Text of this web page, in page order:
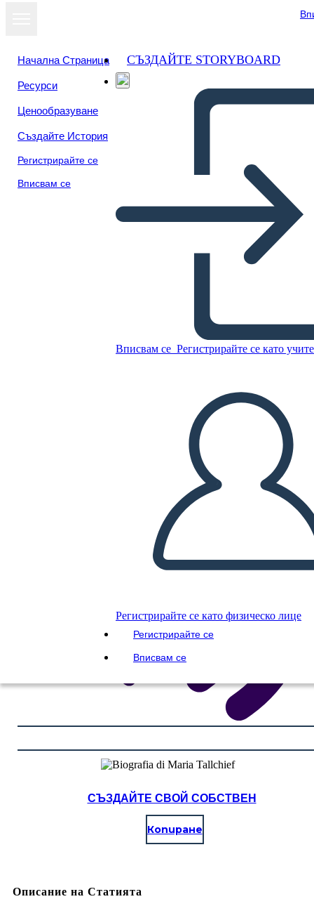
Начална Страница
Ресурси
Ценообразуване
Създайте История
Регистрирайте се
Вписвам се
СЪЗДАЙТЕ STORYBOARD
Вписвам се Регистрирайте се като
Регистрирайте се като физическо лице
Регистрирайте се
Вписвам се
ПУСКАНЕ НА СЛАЙДШОУ
ЧЕТИ МИ
СЪЗДАЙТЕ СВОЙ СОБСТВЕН
Копиране
Описание на Статията